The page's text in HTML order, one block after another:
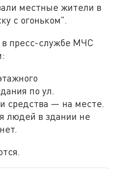
местные жители в
с огоньком".
пресс-службе МЧС
по ул.
средства — на месте.
людей в здании не